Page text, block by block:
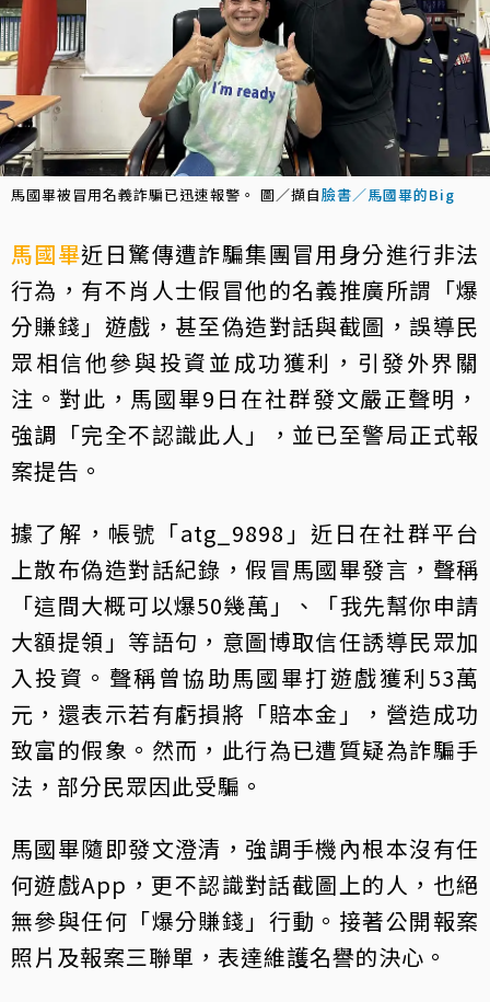
馬國畢被冒用名義詐騙已迅速報警。 圖／擷自臉書／馬國畢的Big
馬國畢近日驚傳遭詐騙集團冒用身分進行非法
行為，有不肖人士假冒他的名義推廣所謂「爆
分賺錢」遊戲，甚至偽造對話與截圖，誤導民
眾相信他參與投資並成功獲利，引發外界關
注。對此，馬國畢9日在社群發文嚴正聲明，
強調「完全不認識此人」，並已至警局正式報
案提告。
據了解，帳號「atg_9898」近日在社群平台
上散布偽造對話紀錄，假冒馬國畢發言，聲稱
「這間大概可以爆50幾萬」、「我先幫你申請
大額提領」等語句，意圖博取信任誘導民眾加
入投資。聲稱曾協助馬國畢打遊戲獲利53萬
元，還表示若有虧損將「賠本金」，營造成功
致富的假象。然而，此行為已遭質疑為詐騙手
法，部分民眾因此受騙。
馬國畢隨即發文澄清，強調手機內根本沒有任
何遊戲App，更不認識對話截圖上的人，也絕
無參與任何「爆分賺錢」行動。接著公開報案
照片及報案三聯單，表達維護名譽的決心。